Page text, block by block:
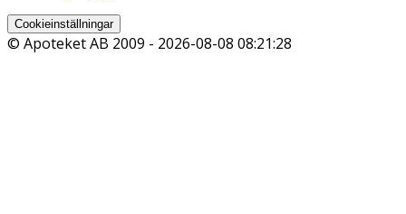
Cookieinställningar
© Apoteket AB 2009 - 2026-08-08 08:21:28